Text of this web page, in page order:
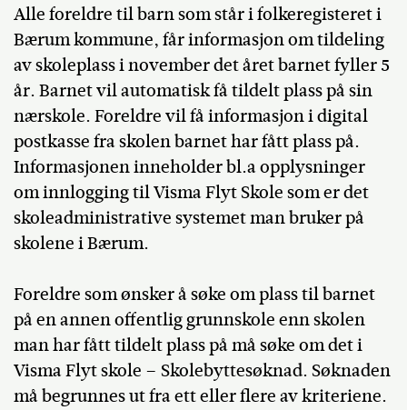
Alle foreldre til barn som står i folkeregisteret i
Bærum kommune, får informasjon om tildeling
av skoleplass i november det året barnet fyller 5
år. Barnet vil automatisk få tildelt plass på sin
nærskole. Foreldre vil få informasjon i digital
postkasse fra skolen barnet har fått plass på.
Informasjonen inneholder bl.a opplysninger
om innlogging til Visma Flyt Skole som er det
skoleadministrative systemet man bruker på
skolene i Bærum.
Foreldre som ønsker å søke om plass til barnet
på en annen offentlig grunnskole enn skolen
man har fått tildelt plass på må søke om det i
Visma Flyt skole – Skolebyttesøknad. Søknaden
må begrunnes ut fra ett eller flere av kriteriene.